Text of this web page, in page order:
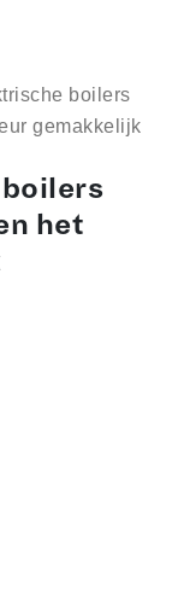
boilers
gemakkelijk
het